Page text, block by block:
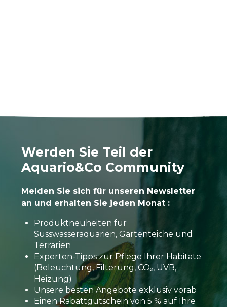
Werden Sie Teil der
Aquario&Co Community
Melden Sie sich für unseren Newsletter
an und erhalten Sie jeden Monat :
Produktneuheiten für
Süsswasseraquarien, Gartenteiche und
Terrarien
Experten-Tipps zur Pflege Ihrer Habitate
(Beleuchtung, Filterung, CO₂, UVB,
Heizung)
Unsere besten Angebote exklusiv vorab
Einen Rabattgutschein von 5 % auf Ihre